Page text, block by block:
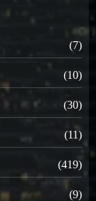
(7)
(10)
(30)
(11)
(419)
(9)